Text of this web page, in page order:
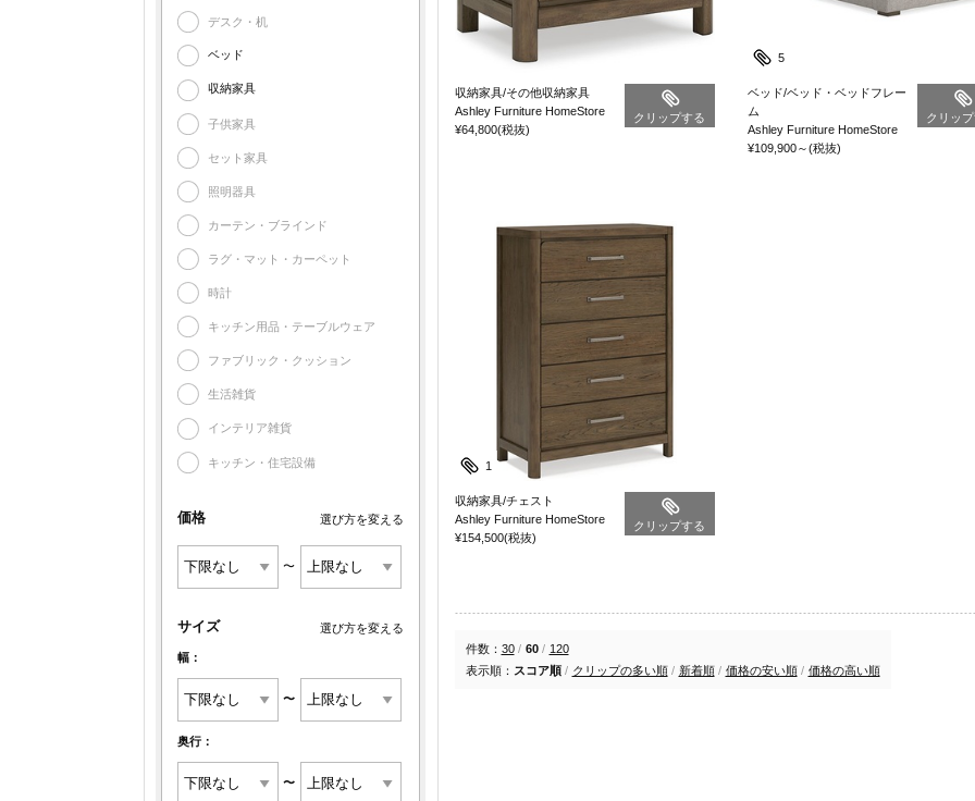
デスク・机
ベッド
収納家具
子供家具
セット家具
照明器具
カーテン・ブラインド
ラグ・マット・カーペット
時計
キッチン用品・テーブルウェア
ファブリック・クッション
生活雑貨
インテリア雑貨
キッチン・住宅設備
価格 選び方を変える
〜
サイズ 選び方を変える
幅：
〜
奥行：
〜
収納家具/その他収納家具
Ashley Furniture HomeStore
¥64,800(税抜)
クリップする
ベッド/ベッド・ベッドフレー
ム
Ashley Furniture HomeStore
¥109,900～(税抜)
クリッ
5
収納家具/チェスト
Ashley Furniture HomeStore
¥154,500(税抜)
クリップする
1
件数： 30 / 60 / 120
表示順： スコア順 / クリップの多い順 / 新着順 / 価格の安い順 / 価格の高い順